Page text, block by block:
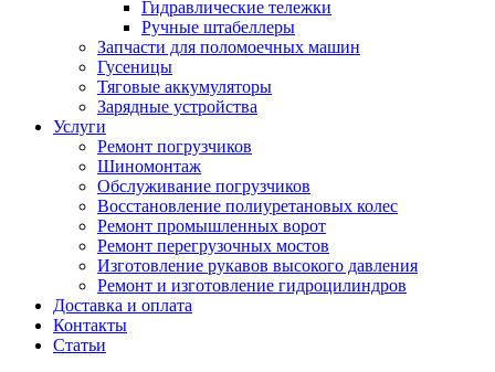
Гидравлические тележки
Ручные штабеллеры
Запчасти для поломоечных машин
Гусеницы
Тяговые аккумуляторы
Зарядные устройства
Услуги
Ремонт погрузчиков
Шиномонтаж
Обслуживание погрузчиков
Восстановление полиуретановых колес
Ремонт промышленных ворот
Ремонт перегрузочных мостов
Изготовление рукавов высокого давления
Ремонт и изготовление гидроцилиндров
Доставка и оплата
Контакты
Статьи